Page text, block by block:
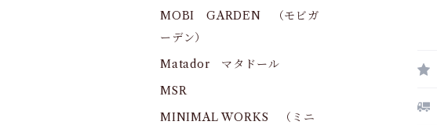
MOBI GARDEN （モビガ
ーデン）
Matador マタドール
MSR
MINIMAL WORKS （ミニ